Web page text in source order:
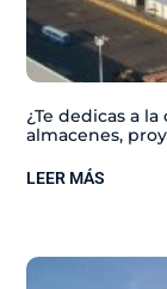
¿Te dedicas a
almacenes,
LEER MÁS